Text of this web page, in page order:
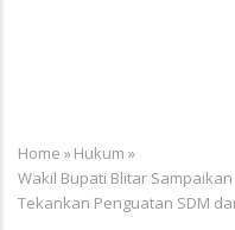
Breadcrumb
Home »Hukum »
Wakil Bupati Blitar Sampaikan
Tekankan Penguatan SDM